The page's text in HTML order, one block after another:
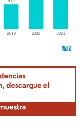
según CC BY 4.0.